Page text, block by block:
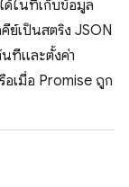
ในที่เก็บข้อมูล
ย์เป็นสตริง JSON
ทีและตั้งค่า
อเมื่อ Promise ถูก